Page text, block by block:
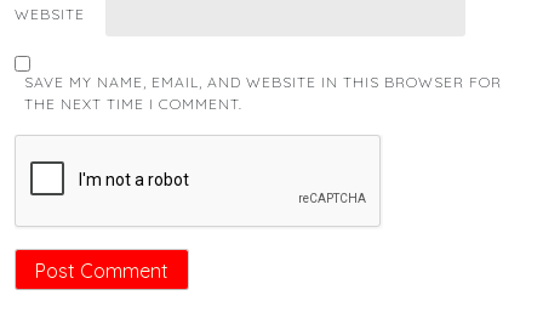
WEBSITE
SAVE MY NAME, EMAIL, AND WEBSITE IN THIS BROWSER FOR
THE NEXT TIME I COMMENT.